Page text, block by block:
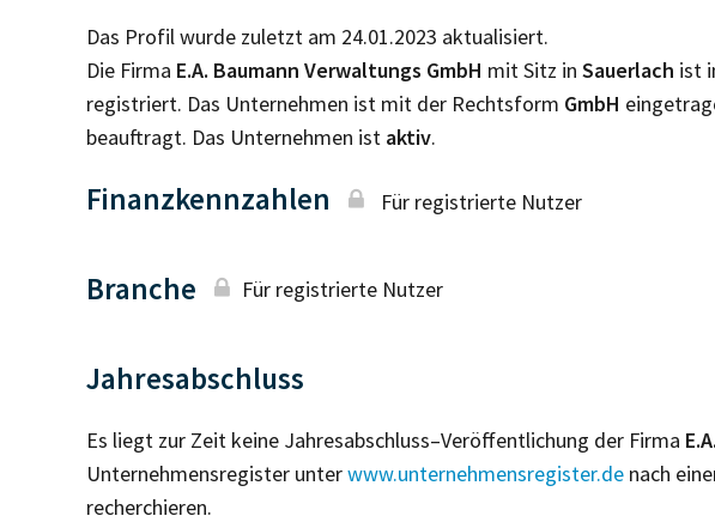
Das Profil wurde zuletzt am 24.01.2023 aktualisiert.
Die Firma E.A. Baumann Verwaltungs GmbH mit Sitz in Sauerlach ist
registriert. Das Unternehmen ist mit der Rechtsform GmbH
beauftragt. Das Unternehmen ist aktiv.
Finanzkennzahlen Für registrierte Nutzer
Branche Für registrierte Nutzer
Jahresabschluss
Es liegt zur Zeit keine Jahresabschluss–Veröffentlichung der Firma
Unternehmensregister unterwww.unternehmensregister.de nach
recherchieren.